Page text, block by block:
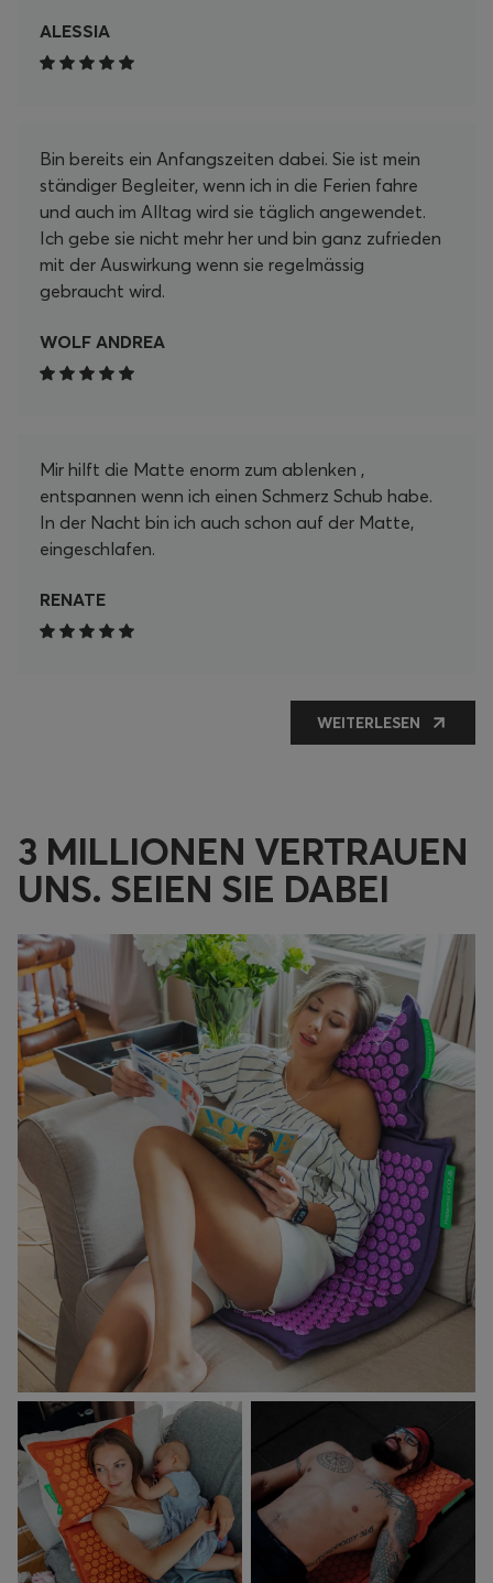
ALESSIA
Bin bereits ein Anfangszeiten dabei. Sie ist mein
ständiger Begleiter, wenn ich in die Ferien fahre
und auch im Alltag wird sie täglich angewendet.
Ich gebe sie nicht mehr her und bin ganz zufrieden
mit der Auswirkung wenn sie regelmässig
gebraucht wird.
WOLF ANDREA
Mir hilft die Matte enorm zum ablenken ,
entspannen wenn ich einen Schmerz Schub habe.
In der Nacht bin ich auch schon auf der Matte,
eingeschlafen.
RENATE
WEITERLESEN
3 MILLIONEN VERTRAUEN
UNS. SEIEN SIE DABEI